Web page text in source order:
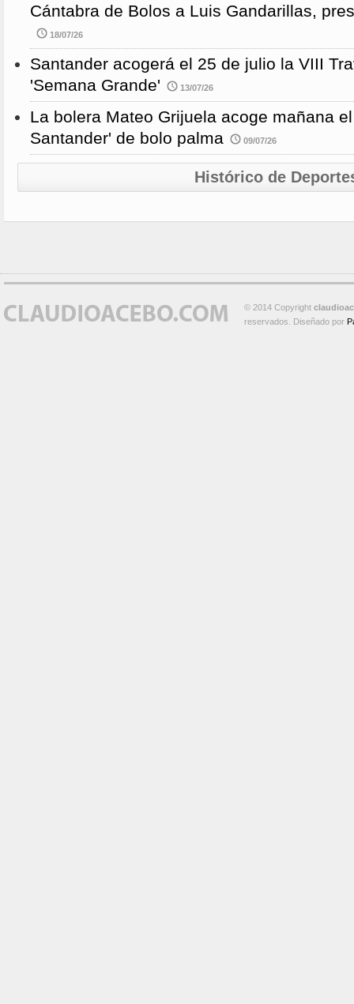
Cántabra de Bolos a Luis Gandarillas,
18/07/26
Santander acogerá el 25 de julio la VIII
'Semana Grande'
13/07/26
La bolera Mateo Grijuela acoge mañana
Santander' de bolo palma
09/07/26
Histórico de
© 2014 Copyright
reservados. Diseñado por